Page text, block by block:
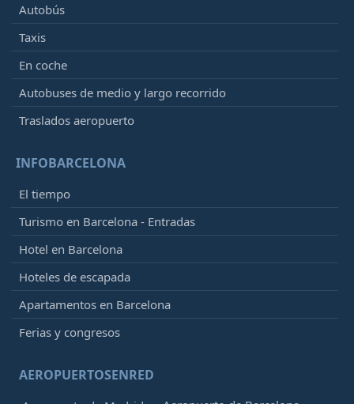
Autobús
Taxis
En coche
Autobuses de medio y largo recorrido
Traslados aeropuerto
INFOBARCELONA
El tiempo
Turismo en Barcelona - Entradas
Hotel en Barcelona
Hoteles de escapada
Apartamentos en Barcelona
Ferias y congresos
AEROPUERTOSENRED